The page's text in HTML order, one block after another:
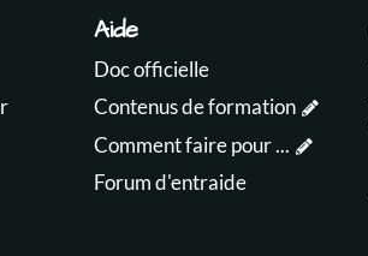
Aide
Doc officielle
Contenus de formation
Comment faire pour ...
Forum d'entraide